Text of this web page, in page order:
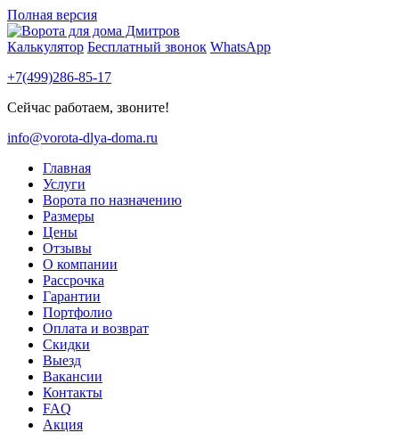
Полная версия
Калькулятор Бесплатный звонок WhatsApp
+7(499)286-85-17
Сейчас работаем, звоните!
info@vorota-dlya-doma.ru
Главная
Услуги
Ворота по назначению
Размеры
Цены
Отзывы
О компании
Рассрочка
Гарантии
Портфолио
Оплата и возврат
Скидки
Выезд
Вакансии
Контакты
FAQ
Акция